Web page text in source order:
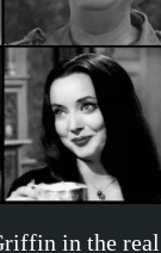
in the